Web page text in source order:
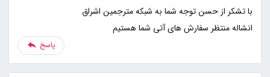
انشاله منتظر سفارش های آتی شما هستیم
پاسخ